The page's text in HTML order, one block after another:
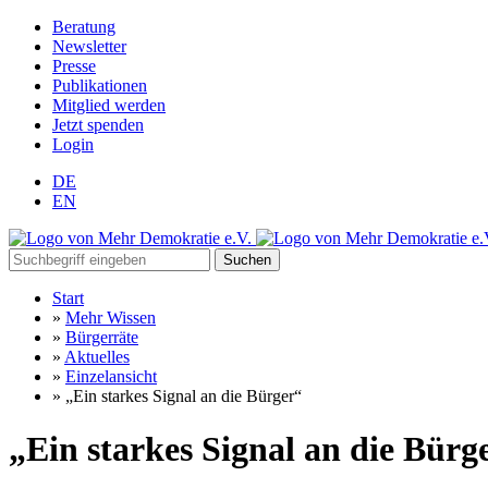
Beratung
Newsletter
Presse
Publikationen
Mitglied werden
Jetzt spenden
Login
DE
EN
Suchen
Start
» Mehr Wissen
» Bürgerräte
» Aktuelles
» Einzelansicht
» „Ein starkes Signal an die Bürger“
„Ein starkes Signal an die